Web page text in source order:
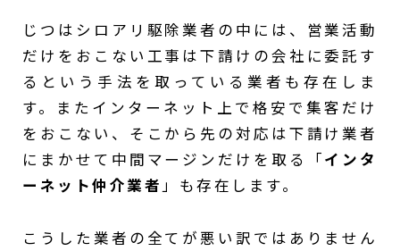
じつはシロアリ駆除業者の中には、営業活動
だけをおこない工事は下請けの会社に委託す
るという手法を取っている業者も存在しま
す。またインターネット上で格安で集客だけ
をおこない、そこから先の対応は下請け業者
にまかせて中間マージンだけを取る「インタ
ーネット仲介業者」も存在します。
こうした業者の全てが悪い訳ではありません